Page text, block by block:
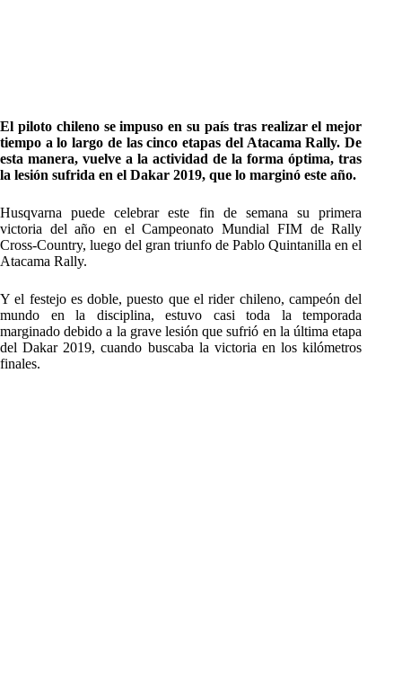
El piloto chileno se impuso en su país tras realizar el mejor
tiempo a lo largo de las cinco etapas del Atacama Rally. De
esta manera, vuelve a la actividad de la forma óptima, tras
la lesión sufrida en el Dakar 2019, que lo marginó este año.
Husqvarna puede celebrar este fin de semana su primera
victoria del año en el Campeonato Mundial FIM de Rally
Cross-Country, luego del gran triunfo de Pablo Quintanilla en el
Atacama Rally.
Y el festejo es doble, puesto que el rider chileno, campeón del
mundo en la disciplina, estuvo casi toda la temporada
marginado debido a la grave lesión que sufrió en la última etapa
del Dakar 2019, cuando buscaba la victoria en los kilómetros
finales.